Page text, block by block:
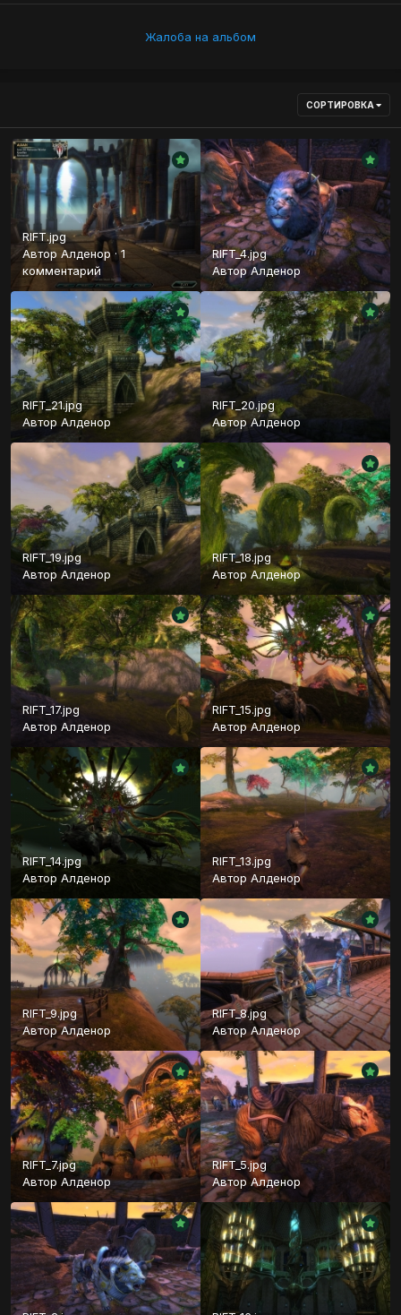
Жалоба на альбом
СОРТИРОВКА
RIFT.jpg
Автор Алденор ·1
комментарий
RIFT_4.jpg
АвторАлденор
RIFT_21.jpg
Автор Алденор
RIFT_20.jpg
АвторАлденор
RIFT_19.jpg
Автор Алденор
RIFT_18.jpg
Автор Алденор
RIFT_17.jpg
Автор Алденор
RIFT_15.jpg
АвторАлденор
RIFT_14.jpg
Автор Алденор
RIFT_13.jpg
Автор Алденор
RIFT_9.jpg
АвторАлденор
RIFT_8.jpg
АвторАлденор
RIFT_7.jpg
Автор Алденор
RIFT_5.jpg
АвторАлденор